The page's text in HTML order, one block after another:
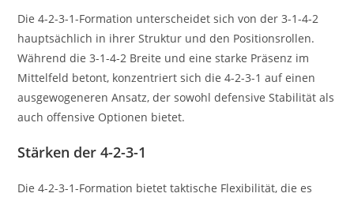
Die 4-2-3-1-Formation unterscheidet sich von der 3-1-4-2
hauptsächlich in ihrer Struktur und den Positionsrollen.
Während die 3-1-4-2 Breite und eine starke Präsenz im
Mittelfeld betont, konzentriert sich die 4-2-3-1 auf einen
ausgewogeneren Ansatz, der sowohl defensive Stabilität als
auch offensive Optionen bietet.
Stärken der 4-2-3-1
Die 4-2-3-1-Formation bietet taktische Flexibilität, die es